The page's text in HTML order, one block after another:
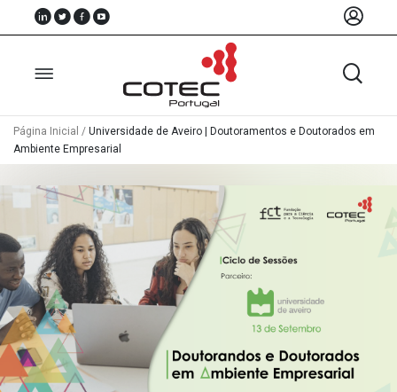
Nós
Associados
Recursos
Notícias
Eventos
Projectos
Página Inicial / Universidade de Aveiro | Doutoramentos e Doutorados em
Ambiente Empresarial